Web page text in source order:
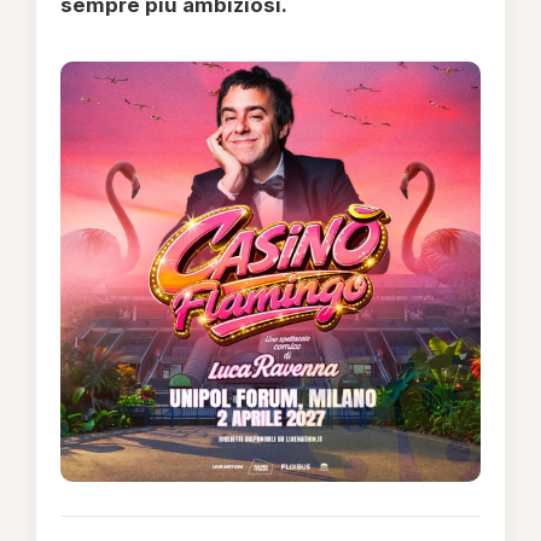
sempre più ambiziosi.